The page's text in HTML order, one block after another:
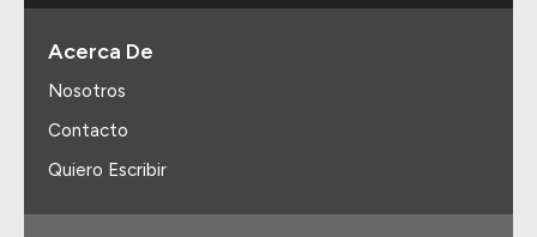
Acerca De
Nosotros
Contacto
Quiero Escribir